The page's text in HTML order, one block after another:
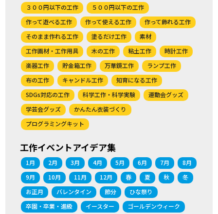
３００円以下の工作
５００円以下の工作
作って遊べる工作
作って使える工作
作って飾れる工作
そのまま作れる工作
塗るだけ工作
素材
工作画材・工作用具
木の工作 粘土工作
時計工作
楽器工作
貯金箱工作 万華鏡工作
ランプ工作
布の工作
キャンドル工作
知育になる工作
SDGs対応の工作
科学工作・科学実験
運動会グッズ
学芸会グッズ
かんたん衣装づくり
プログラミングキット
工作イベントアイデア集
1月 2月 3月 4月 5月 6月 7月
8月
9月
10月 11月 12月 春 夏 秋
冬
お正月
バレンタイン 節分
ひな祭り
卒園・卒業・進級
イースター
ゴールデンウィーク